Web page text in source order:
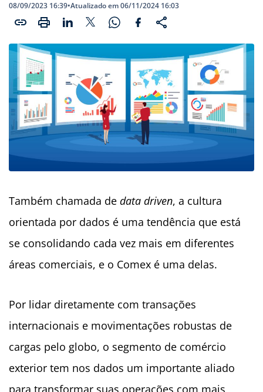
08/09/2023 16:39•Atualizado em 06/11/2024 16:03
Também chamada de data driven, a cultura
orientada por dados é uma tendência que está
se consolidando cada vez mais em diferentes
áreas comerciais, e o Comex é uma delas.
Por lidar diretamente com transações
internacionais e movimentações robustas de
cargas pelo globo, o segmento de comércio
exterior tem nos dados um importante aliado